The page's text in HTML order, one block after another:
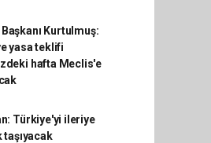
Kurtulmuş:
yasa teklifi
hafta Meclis'e
Türkiye'yi ileriye
taşıyacak